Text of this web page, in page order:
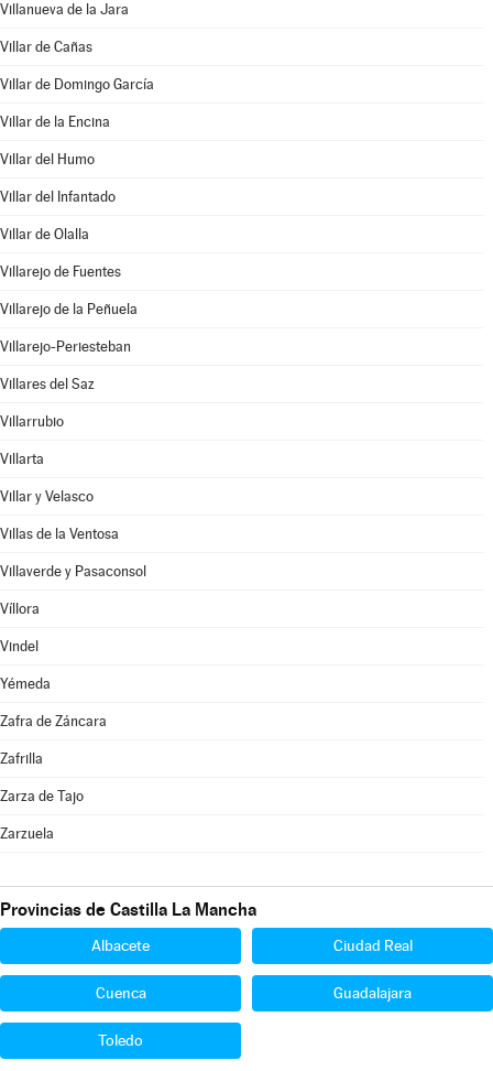
Villanueva de la Jara
Villar de Cañas
Villar de Domingo García
Villar de la Encina
Villar del Humo
Villar del Infantado
Villar de Olalla
Villarejo de Fuentes
Villarejo de la Peñuela
Villarejo-Periesteban
Villares del Saz
Villarrubio
Villarta
Villar y Velasco
Villas de la Ventosa
Villaverde y Pasaconsol
Víllora
Vindel
Yémeda
Zafra de Záncara
Zafrilla
Zarza de Tajo
Zarzuela
Provincias de Castilla La Mancha
Albacete Ciudad Real
Cuenca Guadalajara
Toledo